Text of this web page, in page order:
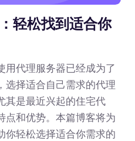
轻松找到适合你
用代理服务器已经成为了
选择适合自己需求的代理
其是最近兴起的住宅代
点和优势。本篇博客将为
你轻松选择适合你需求的